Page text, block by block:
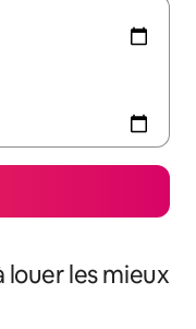
les mieux